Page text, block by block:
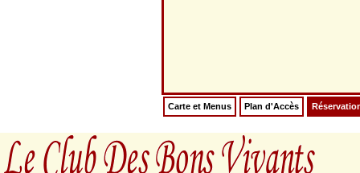
Carte et Menus Plan d'Accès